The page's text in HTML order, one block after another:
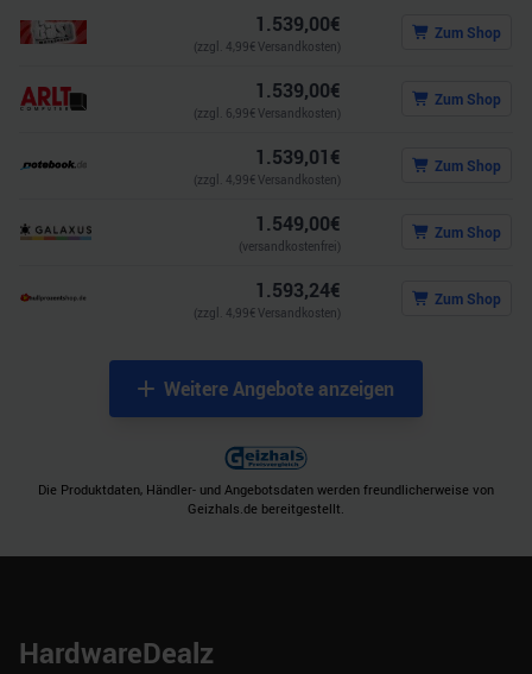
1.539,00€
(zzgl. 4,99€ Versandkosten)
Zum Shop
1.539,00€
(zzgl. 6,99€ Versandkosten)
Zum Shop
1.539,01€
(zzgl. 4,99€ Versandkosten)
Zum Shop
1.549,00€
(versandkostenfrei)
Zum Shop
1.593,24€
(zzgl. 4,99€ Versandkosten)
Zum Shop
Weitere Angebote anzeigen
Die Produktdaten, Händler- und Angebotsdaten werden freundlicherweise von
Geizhals.de bereitgestellt.
HardwareDealz